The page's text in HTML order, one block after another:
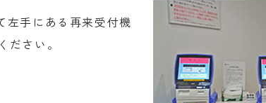
左手にある再来受付機
ださい。